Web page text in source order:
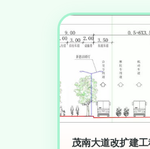
茂南大道改扩建